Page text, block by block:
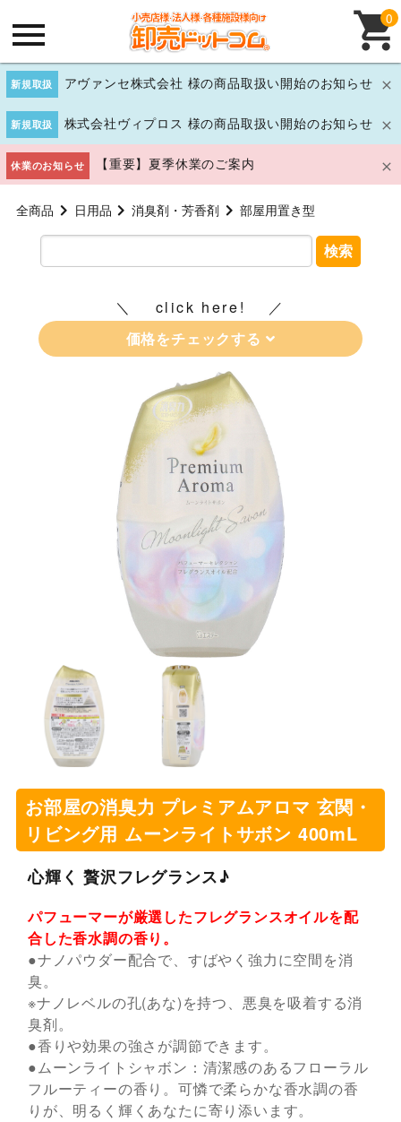
新規取扱 アヴァンセ株式会社 様の商品取扱い開始のお知らせ
新規取扱 株式会社ヴィプロス 様の商品取扱い開始のお知らせ
休業のお知らせ 【重要】夏季休業のご案内
0
全商品 日用品 消臭剤・芳香剤 部屋用置き型
検索
click here!
価格をチェックする
お部屋の消臭力 プレミアムアロマ 玄関・
リビング用 ムーンライトサボン 400mL
心輝く 贅沢フレグランス♪
パフューマーが厳選したフレグランスオイルを配
合した香水調の香り。
●ナノパウダー配合で、すばやく強力に空間を消
臭。
※ナノレベルの孔(あな)を持つ、悪臭を吸着する消
臭剤。
●香りや効果の強さが調節できます。
●ムーンライトシャボン：清潔感のあるフローラル
フルーティーの香り。可憐で柔らかな香水調の香
りが、明るく輝くあなたに寄り添います。